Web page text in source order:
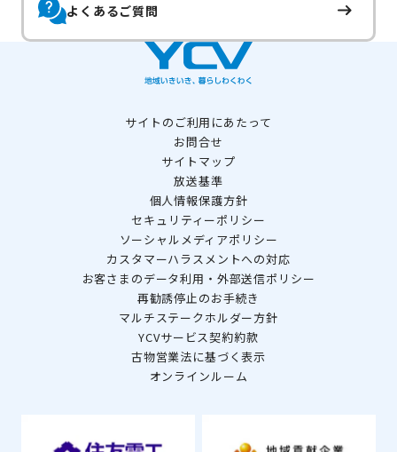
よくあるご質問
サイトのご利用にあたって
お問合せ
サイトマップ
放送基準
個人情報保護方針
セキュリティーポリシー
ソーシャルメディアポリシー
カスタマーハラスメントへの対応
お客さまのデータ利用・外部送信ポリシー
再勧誘停止のお手続き
マルチステークホルダー方針
YCVサービス契約約款
古物営業法に基づく表示
オンラインルーム